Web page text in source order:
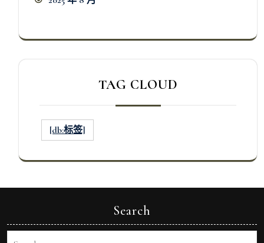
TAG CLOUD
[db:标签]
Search